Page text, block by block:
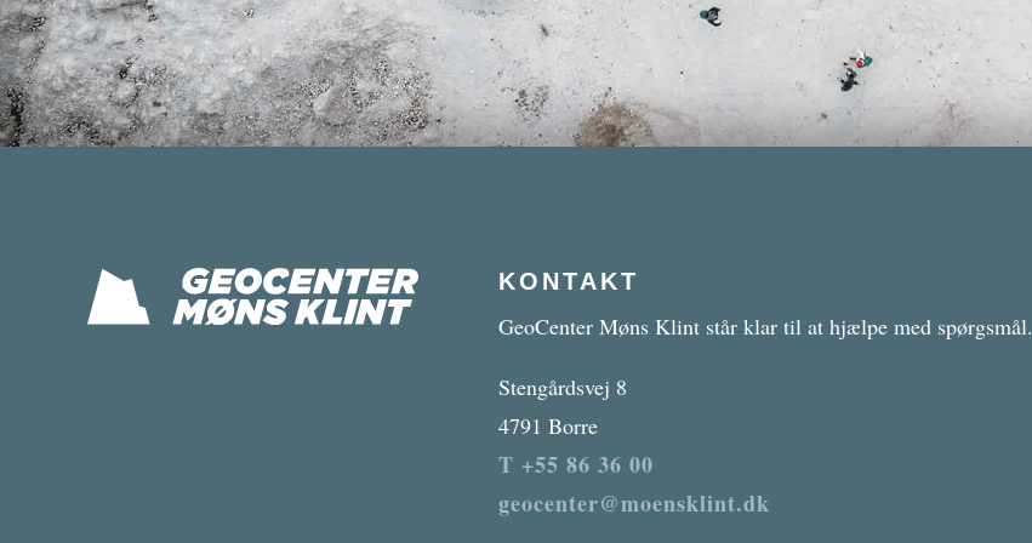
KONTAKT
GeoCenter Møns Klint står klar til at hjælpe med spørgsmål.
Stengårdsvej 8
4791 Borre
T +55 86 36 00
geocenter@moensklint.dk